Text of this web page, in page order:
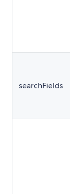
searchFields